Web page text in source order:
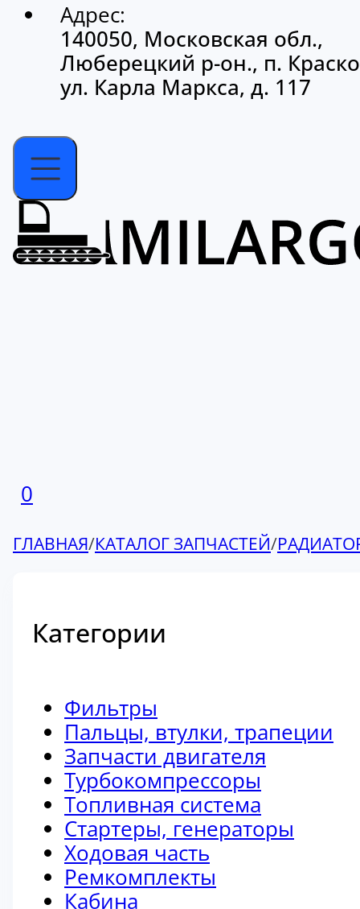
Адрес:
140050, Московская обл.,
Люберецкий р-он., п.
ул. Карла Маркса, д. 117
0
ГЛАВНАЯ/КАТАЛОГ ЗАПЧАСТЕЙ/
Категории
Фильтры
Пальцы, втулки, трапеции
Запчасти двигателя
Турбокомпрессоры
Топливная система
Стартеры, генераторы
Ходовая часть
Ремкомплекты
Кабина